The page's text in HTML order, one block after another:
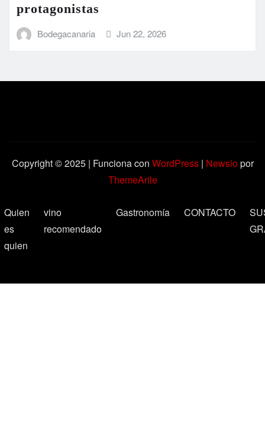
protagonistas
Bodegacanaria Jun 22, 2026
Copyright © 2025 | Funciona con WordPress | Newsiopor
ThemeArile
Quien
es
quien
vino
recomendado
Gastronomía CONTACTO